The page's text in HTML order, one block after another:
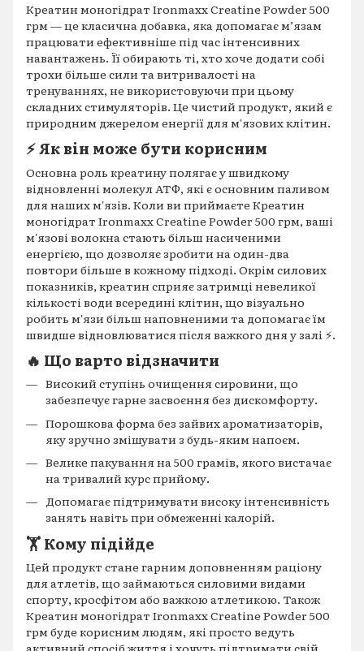
Креатин моногідрат Ironmaxx Creatine Powder 500
грм — це класична добавка, яка допомагає м’язам
працювати ефективніше під час інтенсивних
навантажень. Її обирають ті, хто хоче додати собі
трохи більше сили та витривалості на
тренуваннях, не використовуючи при цьому
складних стимуляторів. Це чистий продукт, який є
природним джерелом енергії для м'язових клітин.
⚡ Як він може бути корисним
Основна роль креатину полягає у швидкому
відновленні молекул АТФ, які є основним паливом
для наших м'язів. Коли ви приймаєте Креатин
моногідрат Ironmaxx Creatine Powder 500 грм, ваші
м'язові волокна стають більш насиченими
енергією, що дозволяє зробити на один-два
повтори більше в кожному підході. Окрім силових
показників, креатин сприяє затримці невеликої
кількості води всередині клітин, що візуально
робить м'язи більш наповненими та допомагає їм
швидше відновлюватися після важкого дня у залі ⚡.
🔥 Що варто відзначити
Високий ступінь очищення сировини, що
забезпечує гарне засвоєння без дискомфорту.
Порошкова форма без зайвих ароматизаторів,
яку зручно змішувати з будь-яким напоєм.
Велике пакування на 500 грамів, якого вистачає
на тривалий курс прийому.
Допомагає підтримувати високу інтенсивність
занять навіть при обмеженні калорій.
🏋️ Кому підійде
Цей продукт стане гарним доповненням раціону
для атлетів, що займаються силовими видами
спорту, кросфітом або важкою атлетикою. Також
Креатин моногідрат Ironmaxx Creatine Powder 500
грм буде корисним людям, які просто ведуть
активний спосіб життя і хочуть підтримати свій